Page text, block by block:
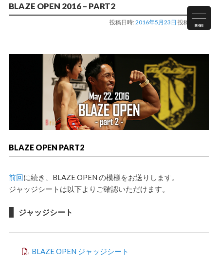
BLAZE OPEN 2016 – PART2
投稿日時:2016年5月23日 投稿者:staff
BLAZE OPEN PART2
前回に続き、 BLAZE OPEN の模様をお送りします。
ジャッジシートは以下よりご確認いただけます。
ジャッジシート
BLAZE OPEN ジャッジシート